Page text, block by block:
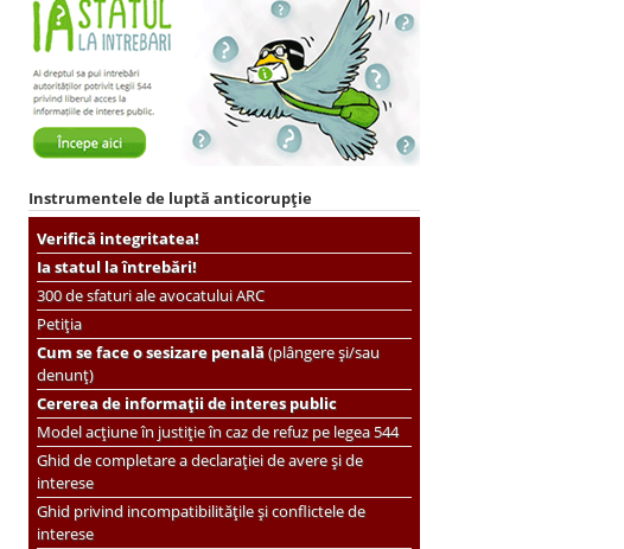
Instrumentele de luptă anticorupție
Verifică integritatea!
Ia statul la întrebări!
300 de sfaturi ale avocatului ARC
Petiția
Cum se face o sesizare penală(plângere și/sau
denunț)
Cererea de informații de interes public
Model acțiune în justiție în caz de refuz pe legea 544
Ghid de completare a declarației de avere și de
interese
Ghid privind incompatibilitățile și conflictele de
interese